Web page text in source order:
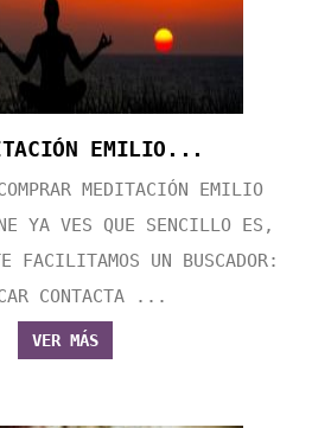
EMILIO...
MEDITACIÓN EMILIO
YA VES QUE SENCILLO ES,
FACILITAMOS UN BUSCADOR:
CONTACTA ...
VER MÁS